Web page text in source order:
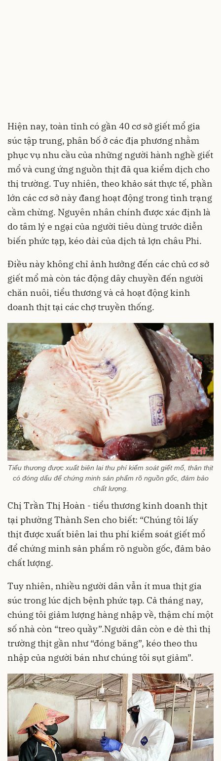
Hiện nay, toàn tỉnh có gần 40 cơ sở giết mổ gia
súc tập trung, phân bố ở các địa phương nhằm
phục vụ nhu cầu của những người hành nghề giết
mổ và cung ứng nguồn thịt đã qua kiểm dịch cho
thị trường. Tuy nhiên, theo khảo sát thực tế, phần
lớn các cơ sở này đang hoạt động trong tình trạng
cầm chừng. Nguyên nhân chính được xác định là
do tâm lý e ngại của người tiêu dùng trước diễn
biến phức tạp, kéo dài của dịch tả lợn châu Phi.
Điều này không chỉ ảnh hưởng đến các chủ cơ sở
giết mổ mà còn tác động dây chuyền đến người
chăn nuôi, tiểu thương và cả hoạt động kinh
doanh thịt tại các chợ truyền thống.
Tiểu thương được xuất biên lai thu phí kiểm soát giết mổ, thân thịt
có đóng dấu để chứng minh sản phẩm rõ nguồn gốc, đảm bảo
chất lượng.
Chị Trần Thị Hoàn - tiểu thương kinh doanh thịt
tại phường Thành Sen cho biết: “Chúng tôi lấy
thịt được xuất biên lai thu phí kiểm soát giết mổ
để chứng minh sản phẩm rõ nguồn gốc, đảm bảo
chất lượng.
Tuy nhiên, nhiều người dân vẫn ít mua thịt gia
súc trong lúc dịch bệnh phức tạp. Cả tháng nay,
chúng tôi giảm lượng hàng nhập về, thậm chí một
số nhà còn “treo quầy”.Người dân còn e dè thì thị
trường thịt gần như “đóng băng”, kéo theo thu
nhập của người bán như chúng tôi sụt giảm”.